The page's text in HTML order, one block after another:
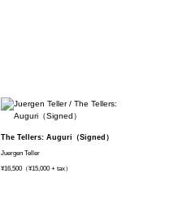
The Tellers: Auguri（Signed）
Juergen Teller
¥16,500（¥15,000 + tax）